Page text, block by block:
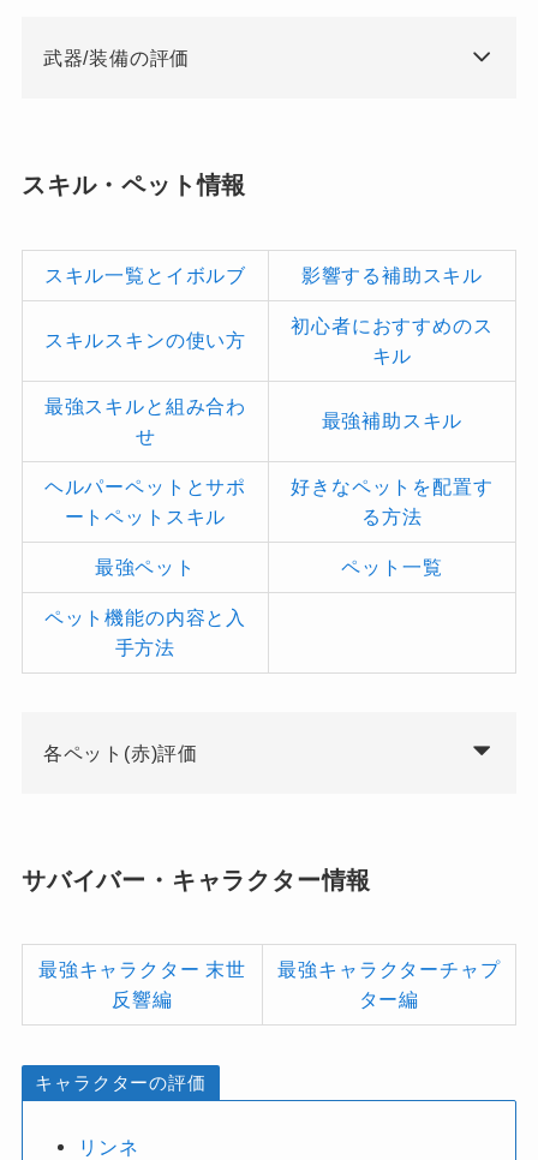
武器/装備の評価
スキル・ペット情報
スキル一覧とイボルブ 影響する補助スキル
スキルスキンの使い方
初心者におすすめのス
キル
最強スキルと組み合わ
せ
最強補助スキル
ヘルパーペットとサポ
ートペットスキル
好きなペットを配置す
る方法
最強ペット ペット一覧
ペット機能の内容と入
手方法
各ペット(赤)評価
サバイバー・キャラクター情報
最強キャラクター 末世
反響編
最強キャラクターチャプ
ター編
キャラクターの評価
リンネ